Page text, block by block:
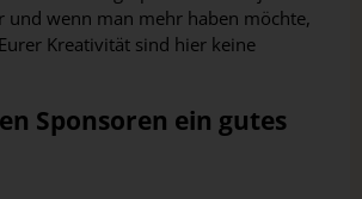
und wenn man mehr haben möchte,
Kreativität sind hier keine
Sponsoren ein gutes